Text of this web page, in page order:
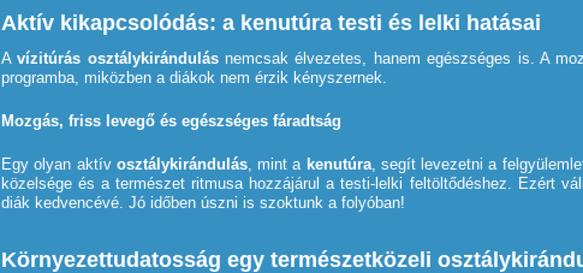
Aktív kikapcsolódás: a kenutúra testi és lelki hatásai
Avízitúrás osztálykirándulásnemcsak élvezetes, hanem egészséges is. A
programba, miközben a diákok nem érzik kényszernek.
Mozgás, friss levegő és egészséges fáradtság
Egy olyan aktív osztálykirándulás, mint a kenutúra, segít levezetni a
közelsége és a természet ritmusa hozzájárul a testi-lelki feltöltődéshez. Ezért
diák kedvencévé. Jó időben úszni is szoktunk a folyóban!
Környezettudatosság egy természetközeli